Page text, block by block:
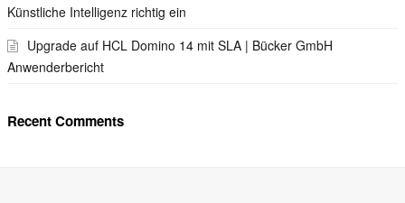
Künstliche Intelligenz richtig ein
Upgrade auf HCL Domino 14 mit SLA | Bücker GmbH
Anwenderbericht
Recent Comments